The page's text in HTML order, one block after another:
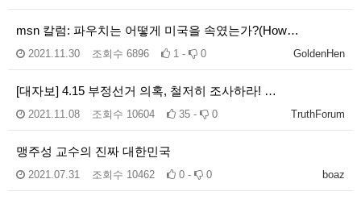
msn 칼럼: 파우치는 어떻게 미국을 속였는가?(How…
GoldenHen
2021.11.30 조회수 6896 1 - 0
[대자보] 4.15 부정선거 의혹, 철저히 조사하라! …
TruthForum
2021.11.08 조회수 10604 35 - 0
맹주성 교수의 진짜 대한민국
boaz
2021.07.31 조회수 10462 0 - 0